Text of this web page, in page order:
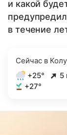
и какой
в течение
Сейчас в
+25°
5
+27°